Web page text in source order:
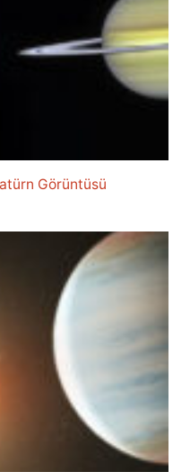
Görüntüsü